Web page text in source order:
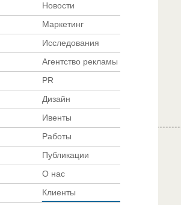
Новости
Маркетинг
Исследования
Агентство рекламы
PR
Дизайн
Ивенты
Работы
Публикации
О нас
Клиенты